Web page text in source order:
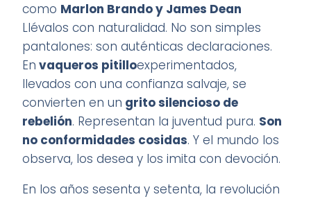
como Marlon Brando y James Dean
Llévalos con naturalidad. No son simples
pantalones: son auténticas declaraciones.
En vaqueros pitilloexperimentados,
llevados con una confianza salvaje, se
convierten en un grito silencioso de
rebelión. Representan la juventud pura. Son
no conformidades cosidas. Y el mundo los
observa, los desea y los imita con devoción.
En los años sesenta y setenta, la revolución